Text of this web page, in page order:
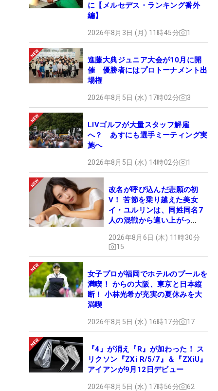
に【メルセデス・ランキング番外
編】
2026年8月3日 (月) 11時45分 1
進藤大典ジュニア大会が10月に開
催 優勝者にはプロトーナメント出
場権
2026年8月5日 (水) 17時02分 3
LIVゴルフが大量スタッフ解雇
へ？ あすにも選手ミーティング実
施へ
2026年8月5日 (水) 14時02分 1
改名が呼び込んだ悲願の初
V！ 苦節を乗り越えた美女
イ・ユルリンは、同姓同名7
人の混戦から這い上がっ
2026年8月6日 (木) 11時30分
15
女子プロが福岡でホテルのプールを
満喫！ からの大阪、東京と日本縦
断！ 小林光希が充実の夏休みを大
満喫
2026年8月5日 (水) 16時17分 17
『4』が消え『R』が加わった！ ス
リクソン『ZXi R/5/7』＆『ZXiU』
アイアンが9月12日デビュー
2026年8月5日 (水) 17時56分 62